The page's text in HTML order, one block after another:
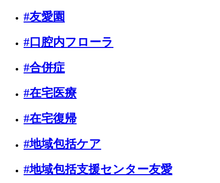
#友愛園
#口腔内フローラ
#合併症
#在宅医療
#在宅復帰
#地域包括ケア
#地域包括支援センター友愛